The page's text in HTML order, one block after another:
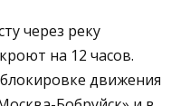
через реку
на 12 часов.
движения